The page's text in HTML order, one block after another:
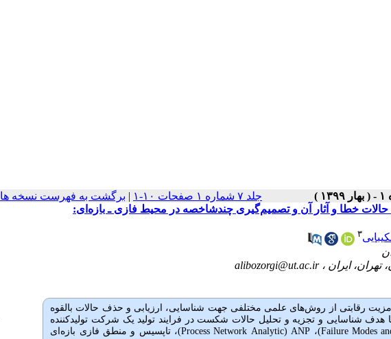
جلد ۷ شماره ۱ صفحات ۱۰-۱ | برگشت به فهرست نسخه ها
حالات خطا و آثار آن و تصمیم‌گیری چندشاخصه در محیط فازی ـ بازه‌ای:
۳
alibozorgi@ut.ac.ir
رقابتی از روش‌های علمی مختلفی جهت شناسایی، ارزیابی و حذف حالات بالقوه
هدف شناسایی و تجزیه و تحلیل حالات شکست در فرایند تولید یک شرکت تولیدکننده
Failure Modes
)، ANP
(
Analytic
Network
Process
)‌، تاپسیس و منطق فازی بازهای